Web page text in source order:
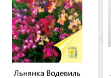
Льнянка Водевиль